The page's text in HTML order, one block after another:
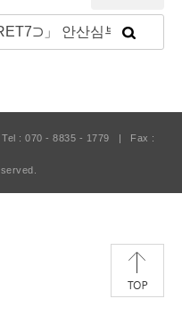
Tel : 070 - 8835 - 1779 |
Fax :